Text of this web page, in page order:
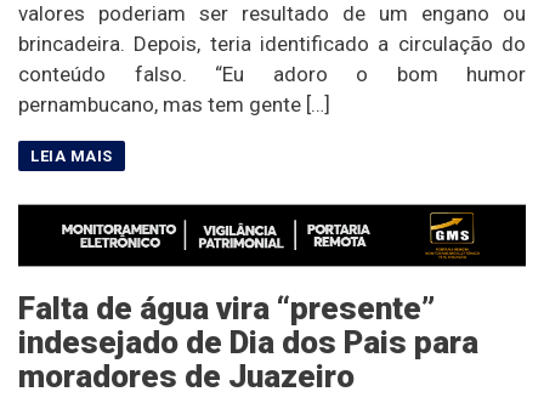
valores poderiam ser resultado de um engano ou
brincadeira. Depois, teria identificado a circulação do
conteúdo falso. “Eu adoro o bom humor
pernambucano, mas tem gente […]
Falta de água vira “presente”
indesejado de Dia dos Pais para
moradores de Juazeiro